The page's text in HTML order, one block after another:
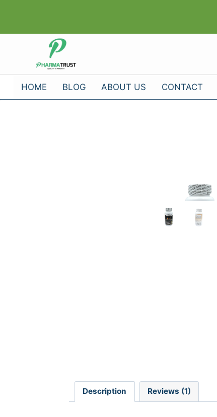
content
HOME BLOG ABOUT US CONTACT
Description Reviews (1)